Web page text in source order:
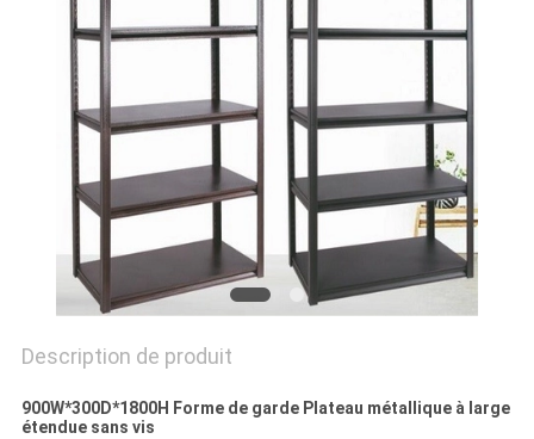
Description de produit
900W*300D*1800H Forme de garde Plateau métallique à large
étendue sans vis